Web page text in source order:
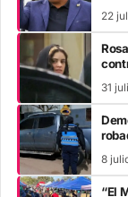
22
31
8
“El